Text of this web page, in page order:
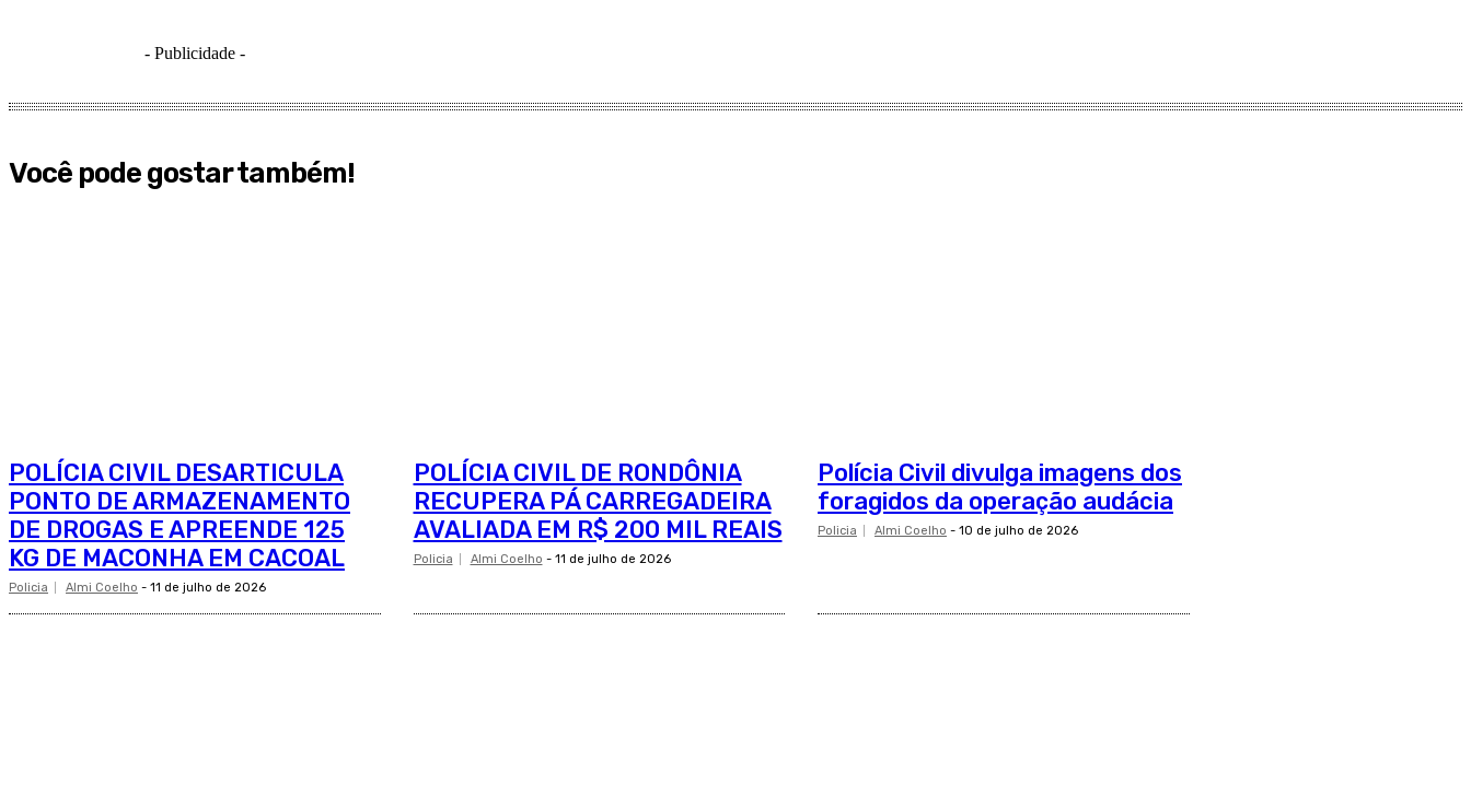
- Publicidade -
Você pode gostar também!
POLÍCIA CIVIL DESARTICULA
PONTO DE ARMAZENAMENTO
DE DROGAS E APREENDE 125
KG DE MACONHA EM CACOAL
Policia Almi Coelho - 11 de julho de 2026
POLÍCIA CIVIL DE RONDÔNIA
RECUPERA PÁ CARREGADEIRA
AVALIADA EM R$ 200 MIL REAIS
Policia Almi Coelho - 11 de julho de 2026
Polícia Civil divulga imagens dos
foragidos da operação audácia
Policia Almi Coelho - 10 de julho de 2026